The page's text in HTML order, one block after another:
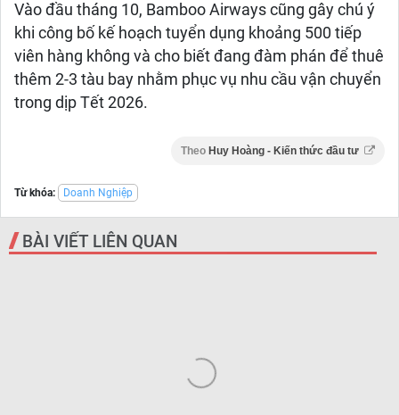
Vào đầu tháng 10, Bamboo Airways cũng gây chú ý
khi công bố kế hoạch tuyển dụng khoảng 500 tiếp
viên hàng không và cho biết đang đàm phán để thuê
thêm 2-3 tàu bay nhằm phục vụ nhu cầu vận chuyển
trong dịp Tết 2026.
Theo Huy Hoàng - Kiến thức đầu tư
Từ khóa: Doanh Nghiệp
BÀI VIẾT LIÊN QUAN